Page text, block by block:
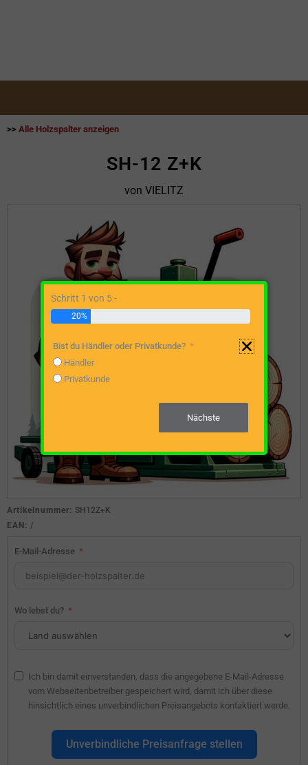
>> Alle Holzspalter anzeigen
SH-12 Z+K
von VIELITZ
Artikelnummer: SH12Z+K
EAN: /
E-Mail-Adresse
Wo lebst du?
Ich bin damit einverstanden, dass die angegebene E-Mail-Adresse
vom Webseitenbetreiber gespeichert wird, damit ich über diese
hinsichtlich eines unverbindlichen Preisangebots kontaktiert werde.
Unverbindliche Preisanfrage stellen
Schritt 1 von 5 -
20%
Bist du Händler oder Privatkunde?
Händler
Privatkunde
Nächste